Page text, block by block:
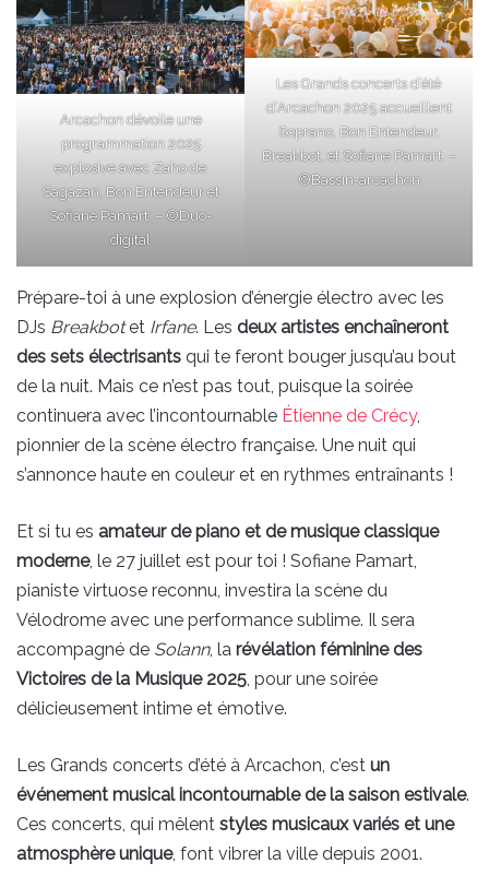
Arcachon dévoile une
programmation 2025
explosive avec Zaho de
Sagazan, Bon Entendeur et
Sofiane Pamart. – ©Duo-
digital
Les Grands concerts d’été
d’Arcachon 2025 accueillent
Soprano, Bon Entendeur,
Breakbot, et Sofiane Pamart. –
©Bassin-arcachon
Prépare-toi à une explosion d’énergie électro avec les
DJs Breakbotet Irfane. Les deux artistes enchaîneront
des sets électrisants qui te feront bouger jusqu’au bout
de la nuit. Mais ce n’est pas tout, puisque la soirée
continuera avec l’incontournable Étienne de Crécy,
pionnier de la scène électro française. Une nuit qui
s’annonce haute en couleur et en rythmes entraînants !
Et si tu es amateur de piano et de musique classique
moderne, le 27 juillet est pour toi ! Sofiane Pamart,
pianiste virtuose reconnu, investira la scène du
Vélodrome avec une performance sublime. Il sera
accompagné de Solann, la révélation féminine des
Victoires de la Musique 2025, pour une soirée
délicieusement intime et émotive.
Les Grands concerts d’été à Arcachon, c’est un
événement musical incontournable de la saison estivale.
Ces concerts, qui mêlent styles musicaux variés et une
atmosphère unique, font vibrer la ville depuis 2001.